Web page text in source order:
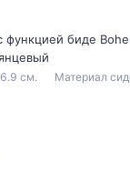
функцией биде
см.
Материал